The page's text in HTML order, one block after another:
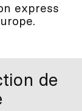
express
de